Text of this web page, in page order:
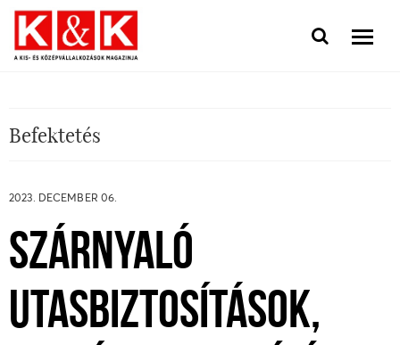
Befektetés
2023. DECEMBER 06.
SZÁRNYALÓ
UTASBIZTOSÍTÁSOK,